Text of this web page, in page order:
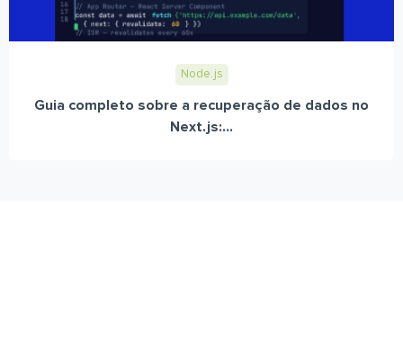
Node.js
Guia completo sobre a recuperação de dados no
Next.js:...